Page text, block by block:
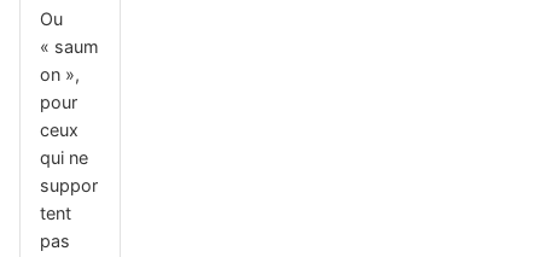
Ou
« saum
on »,
pour
ceux
qui ne
suppor
tent
pas